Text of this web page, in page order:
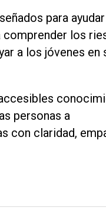
para
los
a los jóvenes en
personas a
con claridad,